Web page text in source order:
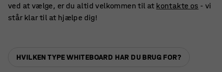
ved at vælge, er du altid velkommen til at kontakte os - vi
står klar til at hjælpe dig!
HVILKEN TYPE WHITEBOARD HAR DU BRUG FOR?